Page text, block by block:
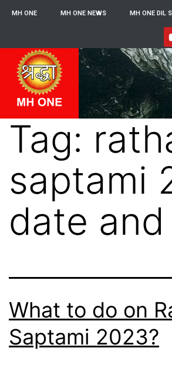
MH ONE MH ONE NEWS MH ONE DIL
Tag:
saptami
date
What to do on
Saptami 2023?